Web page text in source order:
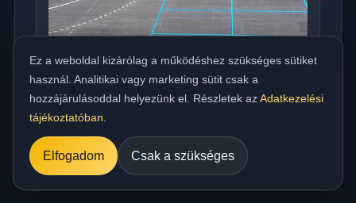
Országos meleg aszfaltozás udvarra,
../referencia/15.jpg
Ez a weboldal kizárólag a működéshez szükséges sütiket
használ. Analitikai vagy marketing sütit csak a
hozzájárulásoddal helyezünk el. Részletek azAdatkezelési
tájékoztatóban
Elfogadom Csak a szükséges